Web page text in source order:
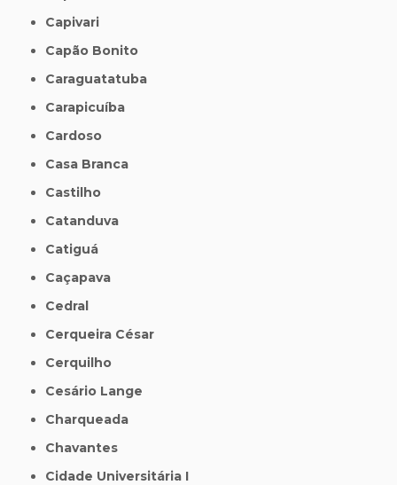
Capivari
Capão Bonito
Caraguatatuba
Carapicuíba
Cardoso
Casa Branca
Castilho
Catanduva
Catiguá
Caçapava
Cedral
Cerqueira César
Cerquilho
Cesário Lange
Charqueada
Chavantes
Cidade Universitária I